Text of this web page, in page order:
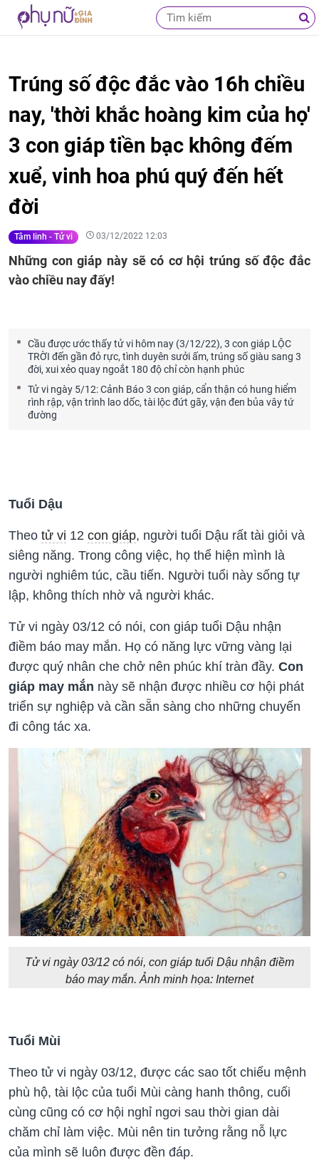
Trúng số độc đắc vào 16h chiều
nay, 'thời khắc hoàng kim của họ'
3 con giáp tiền bạc không đếm
xuể, vinh hoa phú quý đến hết
đời
Tâm linh - Tử vi 03/12/2022 12:03
Những con giáp này sẽ có cơ hội trúng số độc đắc
vào chiều nay đấy!
Cầu được ước thấy tử vi hôm nay (3/12/22), 3 con giáp LỘC
TRỜI đến gần đỏ rực, tình duyên sưởi ấm, trúng số giàu sang 3
đời, xui xẻo quay ngoắt 180 độ chỉ còn hạnh phúc
Tử vi ngày 5/12: Cảnh Báo 3 con giáp, cẩn thận có hung hiểm
rình rập, vận trình lao dốc, tài lộc đứt gãy, vận đen bủa vây tứ
đường
Tuổi Dậu
Theo tử vi 12 con giáp, người tuổi Dậu rất tài giỏi và
siêng năng. Trong công việc, họ thể hiện mình là
người nghiêm túc, cầu tiến. Người tuổi này sống tự
lập, không thích nhờ vả người khác.
Tử vi ngày 03/12 có nói, con giáp tuổi Dậu nhận
điềm báo may mắn. Họ có năng lực vững vàng lại
được quý nhân che chở nên phúc khí tràn đầy. Con
giáp may mắn này sẽ nhận được nhiều cơ hội phát
triển sự nghiệp và cần sẵn sàng cho những chuyến
đi công tác xa.
Tử vi ngày 03/12 có nói, con giáp tuổi Dậu nhận điềm
báo may mắn. Ảnh minh họa: Internet
Tuổi Mùi
Theo tử vi ngày 03/12, được các sao tốt chiếu mệnh
phù hộ, tài lộc của tuổi Mùi càng hanh thông, cuối
cùng cũng có cơ hội nghỉ ngơi sau thời gian dài
chăm chỉ làm việc. Mùi nên tin tưởng rằng nỗ lực
của mình sẽ luôn được đền đáp.